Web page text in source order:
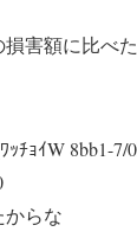
害額に比べ
ﾁｮｲW 8bb1-7/
らな